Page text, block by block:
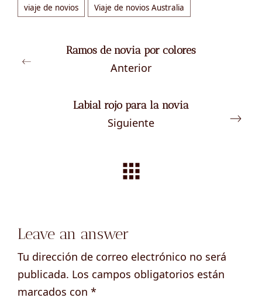
viaje de novios Viaje de novios Australia
Ramos de novia por colores
Anterior
Labial rojo para la novia
Siguiente
Leave an answer
Tu dirección de correo electrónico no será
publicada. Los campos obligatorios están
marcados con *